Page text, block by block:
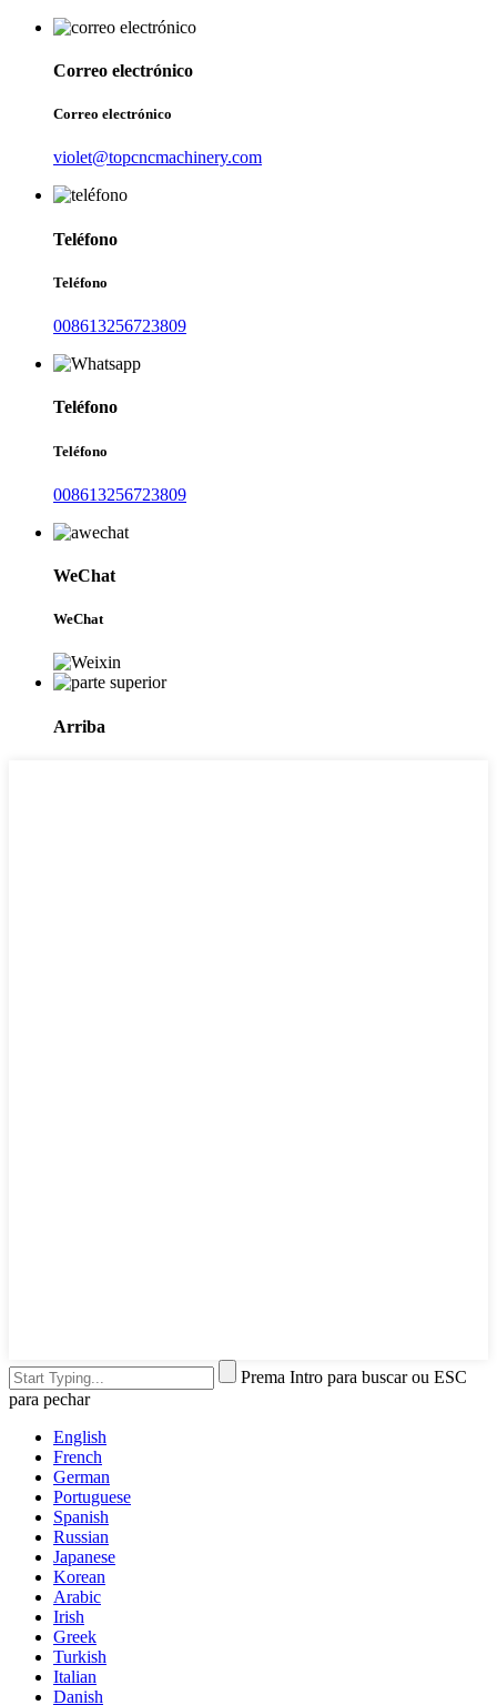
Correo electrónico
Correo electrónico
violet@topcncmachinery.com
Teléfono
Teléfono
008613256723809
Teléfono
Teléfono
008613256723809
WeChat
WeChat
Arriba
Prema Intro para buscar ou ESC
para pechar
English
French
German
Portuguese
Spanish
Russian
Japanese
Korean
Arabic
Irish
Greek
Turkish
Italian
Danish